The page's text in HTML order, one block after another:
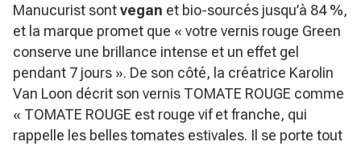
Manucurist sontvegan et bio-sourcés jusqu’à 84 %,
et la marque promet que « votre vernis rouge Green
conserve une brillance intense et un effet gel
pendant 7 jours ». De son côté, la créatrice Karolin
Van Loon décrit son vernis TOMATE ROUGE comme
« TOMATE ROUGE est rouge vif et franche, qui
rappelle les belles tomates estivales. Il se porte tout